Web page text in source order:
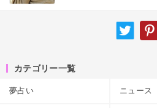
カテゴリー一覧
夢占い ニュース